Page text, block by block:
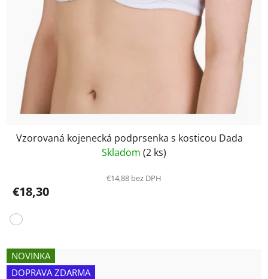
Vzorovaná kojenecká podprsenka s kosticou Dada
Skladom (2 ks)
€14,88 bez DPH
€18,30
NOVINKA
DOPRAVA ZDARMA